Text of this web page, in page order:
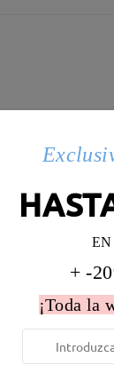
de lentes:
+ -
¡Toda la